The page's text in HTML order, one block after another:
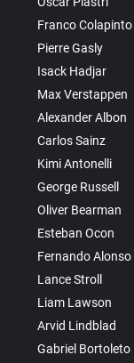
Franco Colapinto
Pierre Gasly
Isack Hadjar
Max Verstappen
Alexander Albon
Carlos Sainz
Kimi Antonelli
George Russell
Oliver Bearman
Esteban Ocon
Fernando Alonso
Lance Stroll
Liam Lawson
Arvid Lindblad
Gabriel Bortoleto